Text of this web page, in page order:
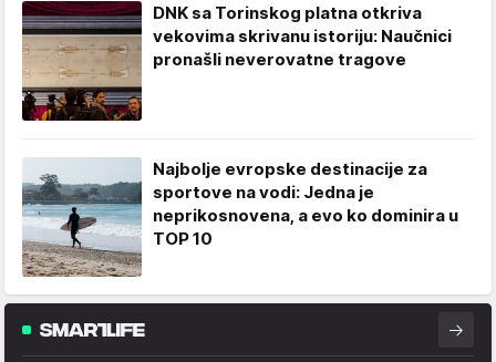
DNK sa Torinskog platna otkriva
vekovima skrivanu istoriju: Naučnici
pronašli neverovatne tragove
Najbolje evropske destinacije za
sportove na vodi: Jedna je
neprikosnovena, a evo ko dominira u
TOP 10